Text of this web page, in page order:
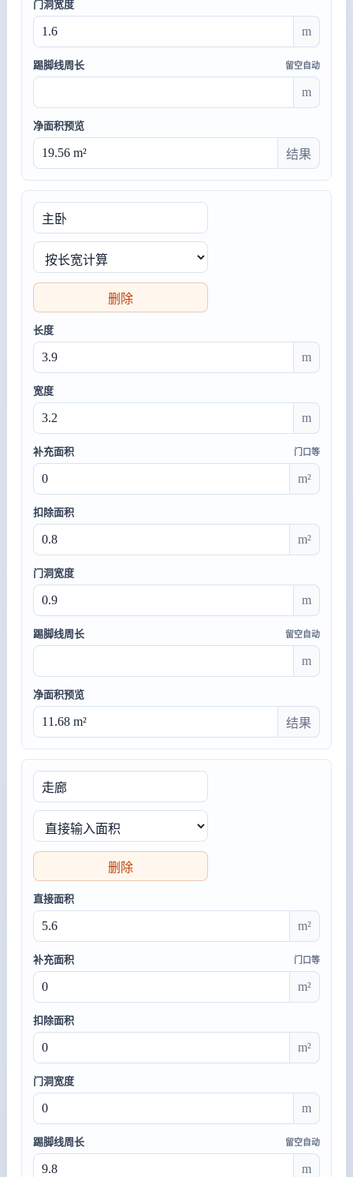
门洞宽度
m
踢脚线周长 留空自动
m
净面积预览
结果
删除
长度
m
宽度
m
补充面积 门口等
m²
扣除面积
m²
门洞宽度
m
踢脚线周长 留空自动
m
净面积预览
结果
删除
直接面积
m²
补充面积 门口等
m²
扣除面积
m²
门洞宽度
m
踢脚线周长 留空自动
m